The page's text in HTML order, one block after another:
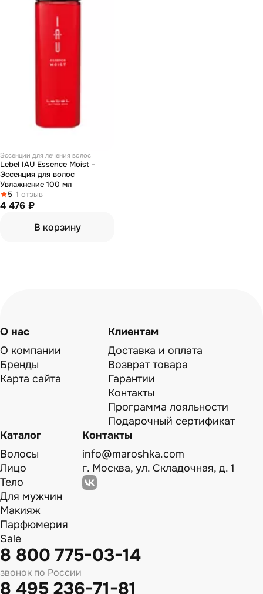
Эссенции для лечения волос
Lebel IAU Essence Moist -
Эссенция для волос
Увлажнение 100 мл
5 1 отзыв
4 476 ₽
В корзину
О нас
О компании
Бренды
Карта сайта
Клиентам
Доставка и оплата
Возврат товара
Гарантии
Контакты
Программа лояльности
Подарочный сертификат
Каталог
Волосы
Лицо
Тело
Для мужчин
Макияж
Парфюмерия
Sale
Контакты
info@maroshka.com
г. Москва, ул. Складочная, д. 1
8 800 775-03-14
звонок по России
8 495 236-71-81